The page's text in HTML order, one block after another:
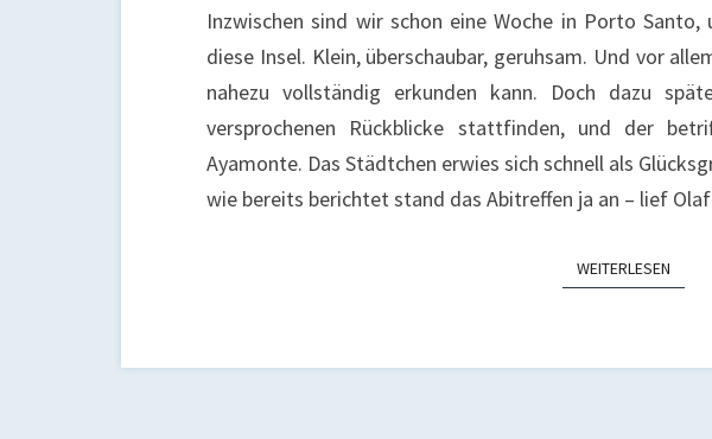
Inzwischen sind wir schon eine Woche in Porto
diese Insel. Klein, überschaubar, geruhsam. Und vor
nahezu vollständig erkunden kann. Doch dazu
versprochenen Rückblicke stattfinden, und der
Ayamonte. Das Städtchen erwies sich schnell als
wie bereits berichtet stand das Abitreffen ja an – lief
WEITERLESEN